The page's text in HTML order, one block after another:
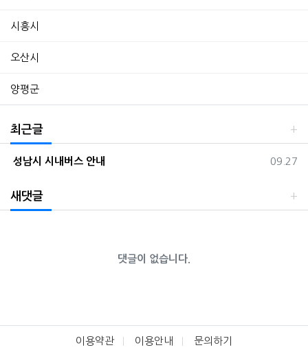
시흥시
오산시
양평군
최근글
등록일
09.27
성남시 시내버스 안내
새댓글
댓글이 없습니다.
이용약관 이용안내 문의하기